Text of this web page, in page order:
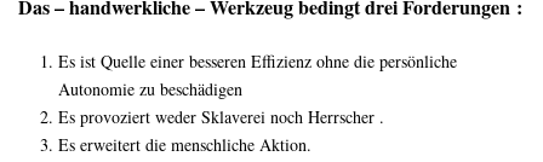
Das – handwerkliche – Werkzeug bedingt drei Forderungen :
Es ist Quelle einer besseren Effizienz ohne die persönliche
Autonomie zu beschädigen
Es provoziert weder Sklaverei noch Herrscher .
Es erweitert die menschliche Aktion.